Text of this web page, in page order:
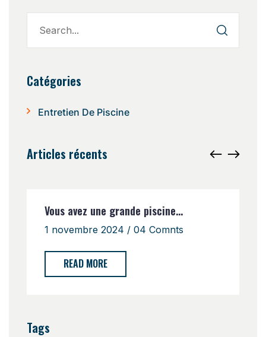
Catégories
Entretien De Piscine
Articles récents
Vous avez une grande piscine...
1 novembre 2024 / 04 Comnts
READ MORE
Tags